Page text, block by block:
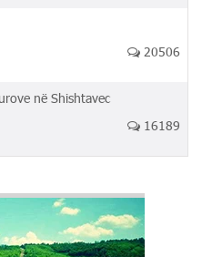
20506
në Shishtavec
16189